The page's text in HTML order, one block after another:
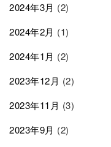
2024年3月 (2)
2024年2月 (1)
2024年1月 (2)
2023年12月 (2)
2023年11月 (3)
2023年9月 (2)